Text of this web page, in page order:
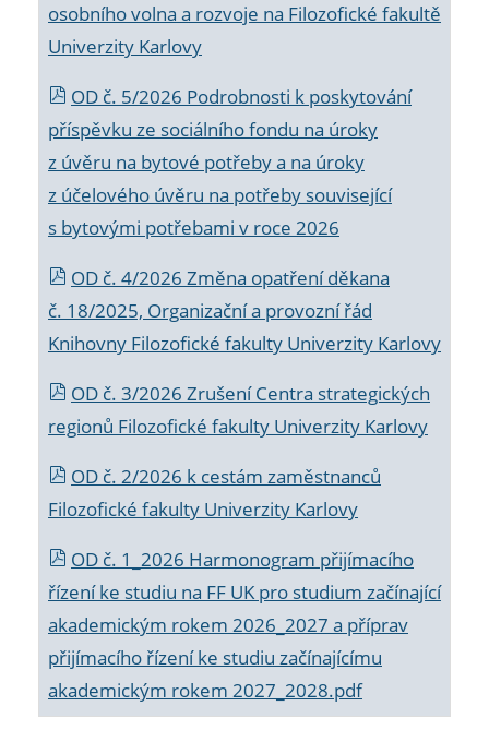
osobního volna a rozvoje na Filozofické fakultě
Univerzity Karlovy
OD č. 5/2026 Podrobnosti k poskytování
příspěvku ze sociálního fondu na úroky
z úvěru na bytové potřeby a na úroky
z účelového úvěru na potřeby související
s bytovými potřebami v roce 2026
OD č. 4/2026 Změna opatření děkana
č. 18/2025, Organizační a provozní řád
Knihovny Filozofické fakulty Univerzity Karlovy
OD č. 3/2026 Zrušení Centra strategických
regionů Filozofické fakulty Univerzity Karlovy
OD č. 2/2026 k cestám zaměstnanců
Filozofické fakulty Univerzity Karlovy
OD č. 1_2026 Harmonogram přijímacího
řízení ke studiu na FF UK pro studium začínající
akademickým rokem 2026_2027 a příprav
přijímacího řízení ke studiu začínajícímu
akademickým rokem 2027_2028.pdf